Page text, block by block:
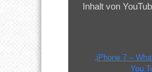
anzeigen
Inhalt von
„iPhone 7 –
You